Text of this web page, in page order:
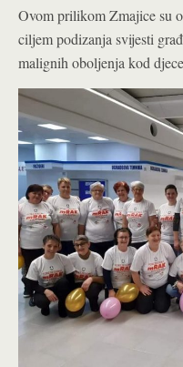
Ovom prilikom Zmajice su
ciljem podizanja svijesti
malignih oboljenja kod